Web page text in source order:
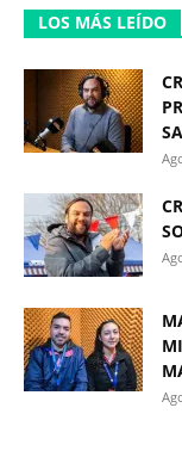
LOS MÁS LEÍDO